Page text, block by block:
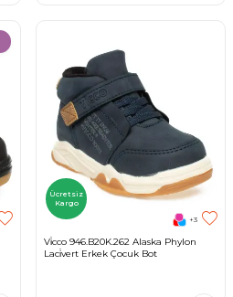
Ücretsiz
Kargo
+3
Vi̇cco 946.B20K.262 Alaska Phylon
Laci̇vert Erkek Çocuk Bot